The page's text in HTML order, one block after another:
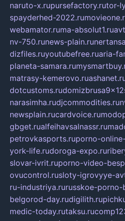
naruto-x.rupursefactory.rutor-
spayderhed-2022.ru
webamator.ruma-absolut1.ru
nv-750.runews-plain.ru
dizfiles.ruyoutubefree.ruaria-
planeta-samara.ru
matrasy-kemerovo.ru
dotcustoms.ru
narasimha.rudjcommodities.ru
newsplain.rucardvoice.ru
gbget.rualfeihavsalnassr.ru
petrovkasports.ruporno-
york-life.rudoroga-expo.ru
slovar-ivrit.ruporno-video-
ovucontrol.rusloty-igrovyye-
ru-industriya.rurusskoe-porno-
belgorod-day.rudigilith.ru
medic-today.rutaksu.ru